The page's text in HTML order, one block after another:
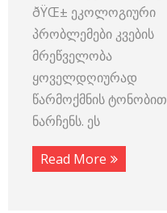
ðŸŒ± ეკოლოგიური
პრობლემები კვების
მრეწველობა
ყოველდღიურად
წარმოქმნის ტონობით
ნარჩენს. ეს
Read More